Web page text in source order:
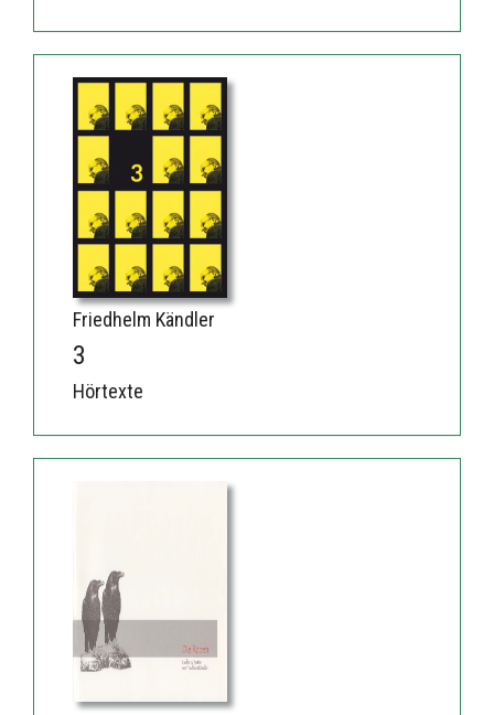
Friedhelm Kändler
3
Hörtexte